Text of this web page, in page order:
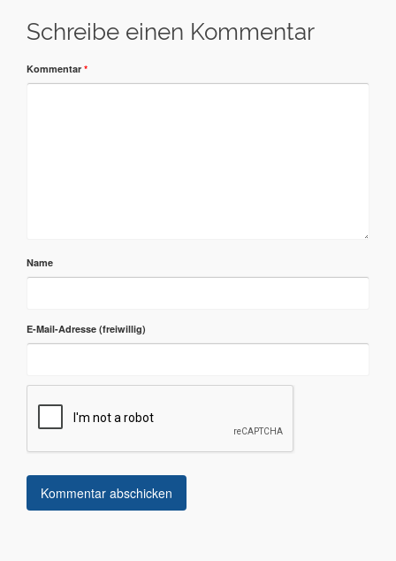
Schreibe einen Kommentar
Kommentar *
Name
E-Mail-Adresse